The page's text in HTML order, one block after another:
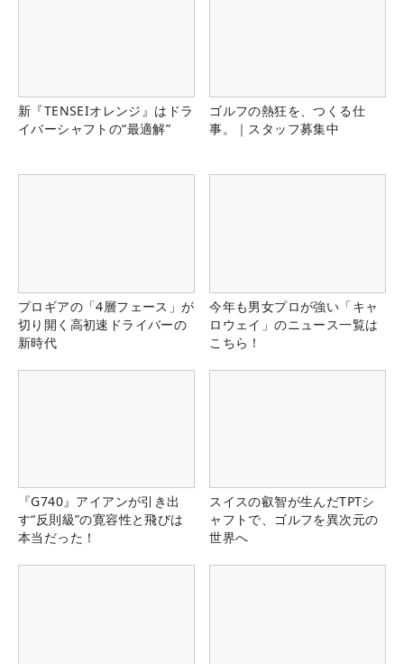
新『TENSEIオレンジ』はドラ
イバーシャフトの“最適解”
ゴルフの熱狂を、つくる仕
事。｜スタッフ募集中
プロギアの「4層フェース」が
切り開く高初速ドライバーの
新時代
今年も男女プロが強い「キャ
ロウェイ」のニュース一覧は
こちら！
『G740』アイアンが引き出
す“反則級”の寛容性と飛びは
本当だった！
スイスの叡智が生んだTPTシ
ャフトで、ゴルフを異次元の
世界へ